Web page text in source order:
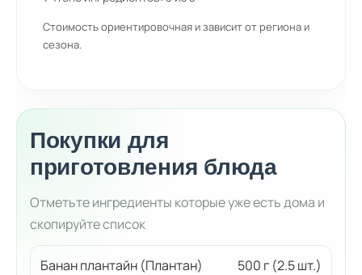
Стоимость ориентировочная и зависит от региона и
сезона.
Покупки для
приготовления блюда
Отметьте ингредиенты которые уже есть дома и
скопируйте список
Банан плантайн (Плантан) 500 г (2.5 шт.)